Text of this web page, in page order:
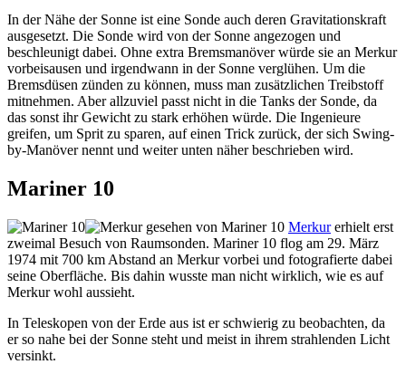
In der Nähe der Sonne ist eine Sonde auch deren Gravitationskraft
ausgesetzt. Die Sonde wird von der Sonne angezogen und
beschleunigt dabei. Ohne extra Bremsmanöver würde sie an Merkur
vorbeisausen und irgendwann in der Sonne verglühen. Um die
Bremsdüsen zünden zu können, muss man zusätzlichen Treibstoff
mitnehmen. Aber allzuviel passt nicht in die Tanks der Sonde, da
das sonst ihr Gewicht zu stark erhöhen würde. Die Ingenieure
greifen, um Sprit zu sparen, auf einen Trick zurück, der sich Swing-
by-Manöver nennt und weiter unten näher beschrieben wird.
Mariner 10
Merkurerhielt erst
zweimal Besuch von Raumsonden. Mariner 10 flog am 29. März
1974 mit 700 km Abstand an Merkur vorbei und fotografierte dabei
seine Oberfläche. Bis dahin wusste man nicht wirklich, wie es auf
Merkur wohl aussieht.
In Teleskopen von der Erde aus ist er schwierig zu beobachten, da
er so nahe bei der Sonne steht und meist in ihrem strahlenden Licht
versinkt.